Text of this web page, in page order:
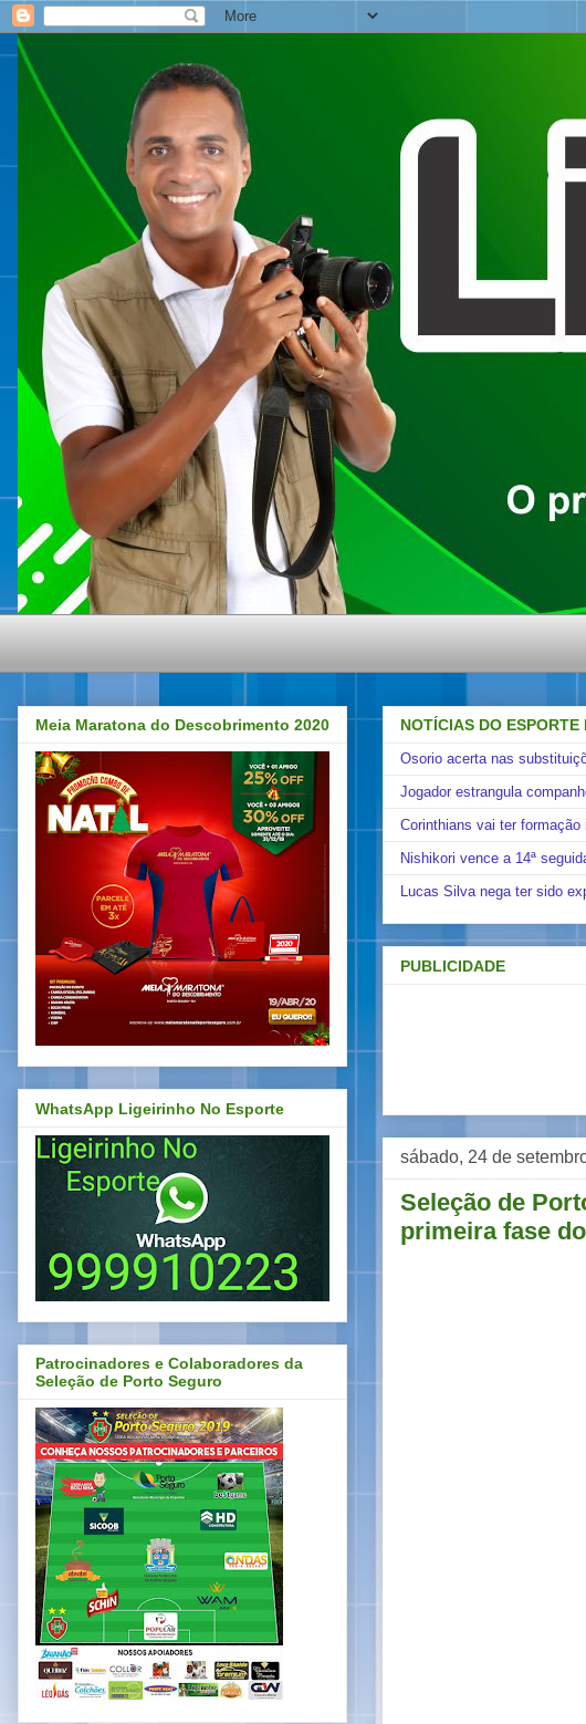
NOTÍCIAS DO
Osorio acerta nas
Jogador estrangula
Corinthians vai ter formação
Nishikori vence a 14ª
Lucas Silva nega ter sido
PUBLICIDADE
sábado, 24 de
Seleção de
primeira fase
Meia Maratona do Descobrimento 2020
WhatsApp Ligeirinho No Esporte
Patrocinadores e Colaboradores da
Seleção de Porto Seguro